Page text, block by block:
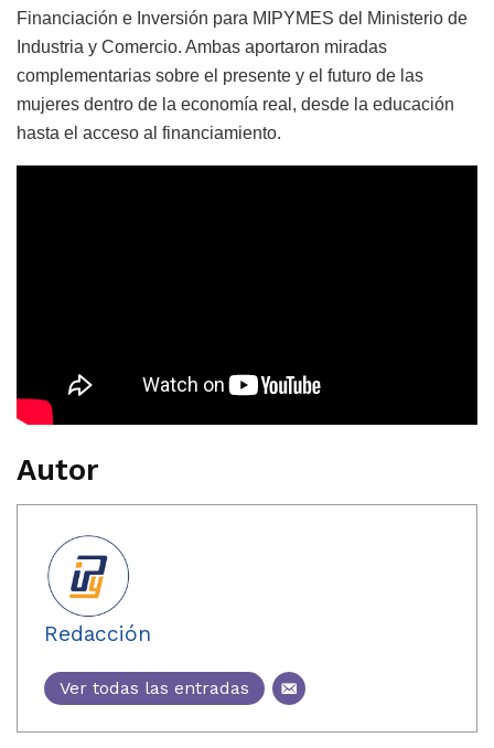
Financiación e Inversión para MIPYMES del Ministerio de
Industria y Comercio. Ambas aportaron miradas
complementarias sobre el presente y el futuro de las
mujeres dentro de la economía real, desde la educación
hasta el acceso al financiamiento.
Autor
Redacción
Ver todas las entradas